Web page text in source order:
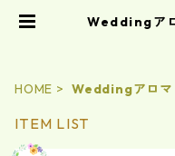
Weddingア
HOME Weddingアロマ
ITEM LIST